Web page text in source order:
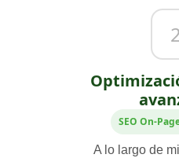
SEO On-
A lo largo de